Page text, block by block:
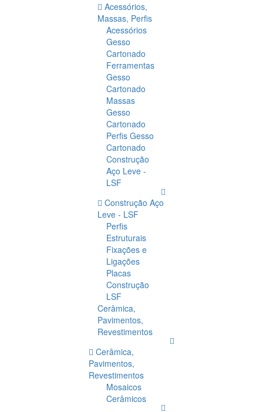
Acessórios,
Massas, Perfis
Acessórios
Gesso
Cartonado
Ferramentas
Gesso
Cartonado
Massas
Gesso
Cartonado
Perfis Gesso
Cartonado
Construção
Aço Leve -
LSF
Construção Aço
Leve - LSF
Perfis
Estruturais
Fixações e
Ligações
Placas
Construção
LSF
Cerâmica,
Pavimentos,
Revestimentos
Cerâmica,
Pavimentos,
Revestimentos
Mosaicos
Cerâmicos